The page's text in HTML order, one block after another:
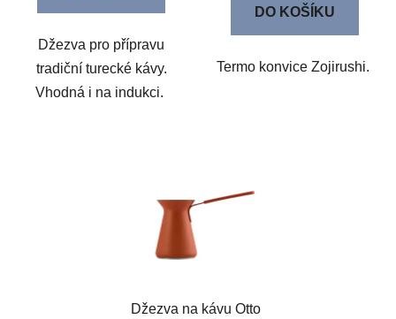
Džezva pro přípravu
tradiční turecké kávy.
Vhodná i na indukci.
DO KOŠÍKU
Termo konvice Zojirushi.
Džezva na kávu Otto